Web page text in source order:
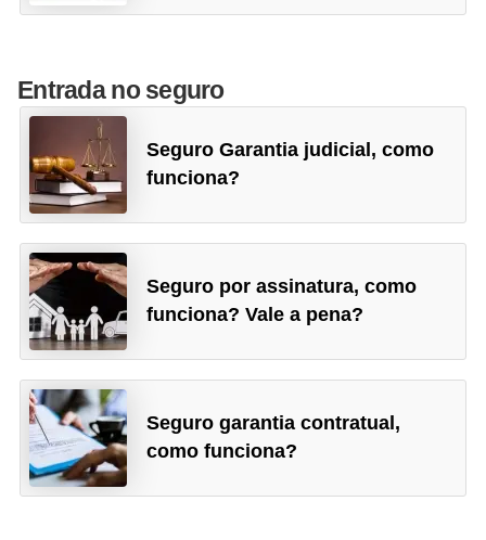
Entrada no seguro
Seguro Garantia judicial, como
funciona?
Seguro por assinatura, como
funciona? Vale a pena?
Seguro garantia contratual,
como funciona?
u
a
d
r
a
s
C
o
r
r
e
t
o